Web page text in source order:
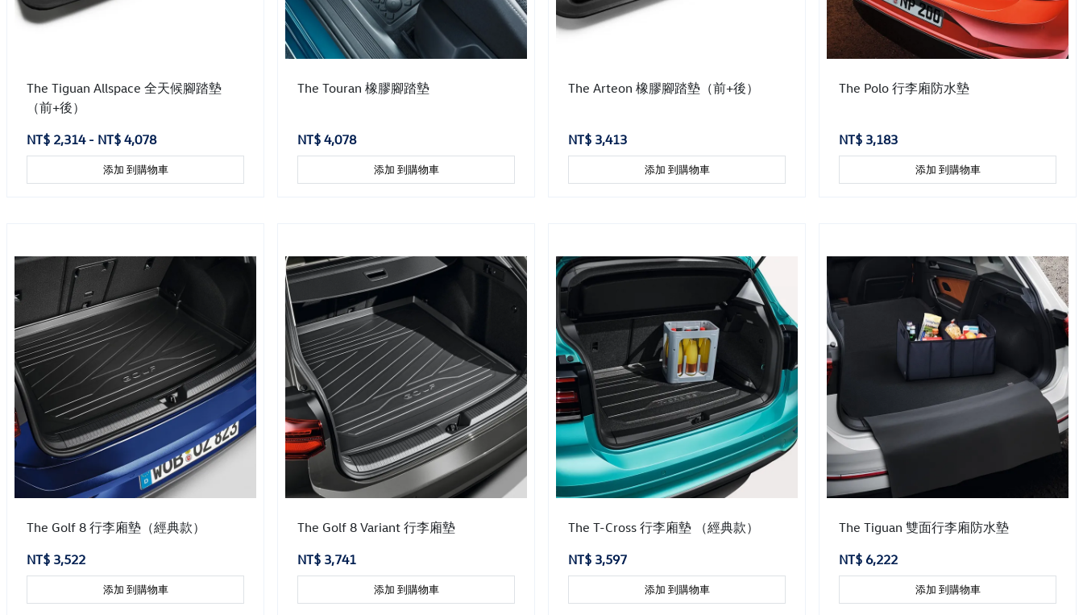
The Tiguan Allspace 全天候腳踏墊
（前+後）
NT$ 2,314 - NT$ 4,078
添加 到購物車
The Touran 橡膠腳踏墊
NT$ 4,078
添加 到購物車
The Arteon 橡膠腳踏墊（前+後）
NT$ 3,413
添加 到購物車
The Polo 行李廂防水墊
NT$ 3,183
添加 到購物車
The Golf 8 行李廂墊（經典款）
NT$ 3,522
添加 到購物車
The Golf 8 Variant 行李廂墊
NT$ 3,741
添加 到購物車
The T-Cross 行李廂墊 （經典款）
NT$ 3,597
添加 到購物車
The Tiguan 雙面行李廂防水墊
NT$ 6,222
添加 到購物車